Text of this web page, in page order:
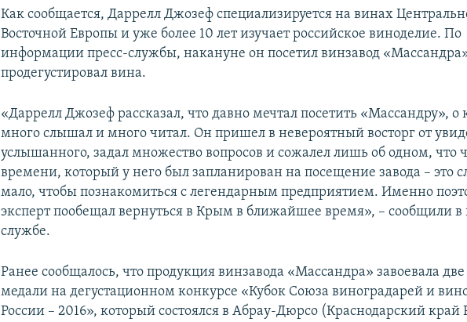
Как сообщается, Даррелл Джозеф специализируется на винах
Восточной Европы и уже более 10 лет изучает российское виноделие. По
информации пресс-службы, накануне он посетил винзавод
продегустировал вина.
«Даррелл Джозеф рассказал, что давно мечтал посетить «Массандру», о
много слышал и много читал. Он пришел в невероятный восторг от
услышанного, задал множество вопросов и сожалел лишь об одном, что
времени, который у него был запланирован на посещение завода – это
мало, чтобы познакомиться с легендарным предприятием. Именно
эксперт пообещал вернуться в Крым в ближайшее время», – сообщили в
службе.
Ранее сообщалось, что продукция винзавода «Массандра» завоевала
медали на дегустационном конкурсе «Кубок Союза виноградарей и
России – 2016», который состоялся в Абрау-Дюрсо (Краснодарский край